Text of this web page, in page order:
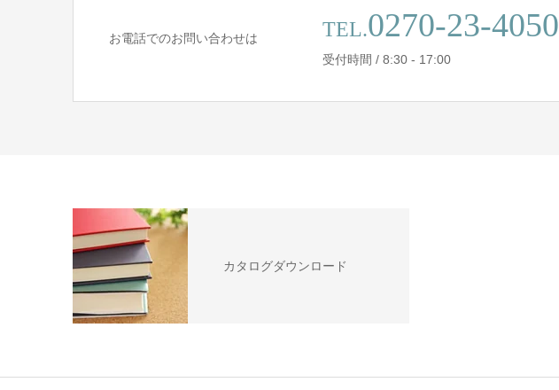
お電話でのお問い合わせは TEL.0270-23-4050
受付時間 / 8:30 - 17:00
カタログダウンロード